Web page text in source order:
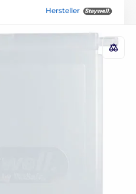
Hersteller